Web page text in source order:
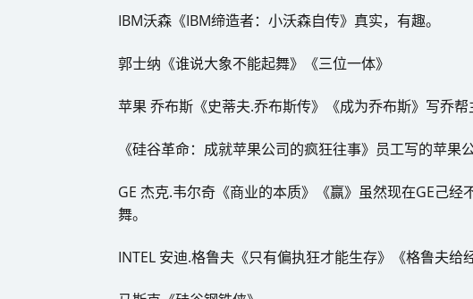
IBM沃森《IBM缔造者：小沃森自传》真实，有趣。
郭士纳《谁说大象不能起舞》《三位一体》
苹果 乔布斯《史蒂夫.乔布斯传》《成为乔布斯》写乔
《硅谷革命：成就苹果公司的疯狂往事》员工写的苹果
GE 杰克.韦尔奇《商业的本质》《赢》虽然现在GE己
舞。
INTEL 安迪.格鲁夫《只有偏执狂才能生存》《格鲁夫给